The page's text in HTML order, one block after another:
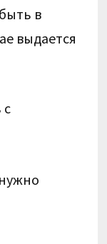
в
выдается
с